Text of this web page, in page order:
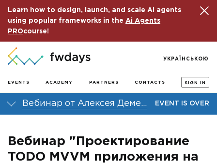
Learn how to design, launch, and scale AI agents
using popular frameworks in the Ai Agents
PROcourse!
EVENTS ACADEMY PARTNERS CONTACTS SIGN IN
УКРАЇНСЬКОЮ
Вебинар от Алексея Демедецкого "Проектирование TODO MVVM приложения на iOS" EVENT IS OVER
Вебинар "Проектирование
TODO MVVM приложения на